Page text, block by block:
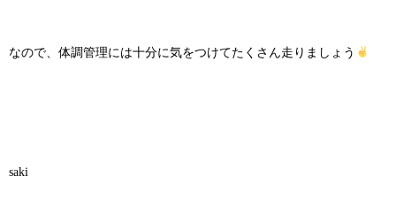
なので、体調管理には十分に気をつけてたくさん走りましょう
saki